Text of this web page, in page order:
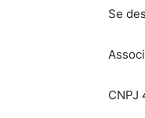
Se
CNPJ